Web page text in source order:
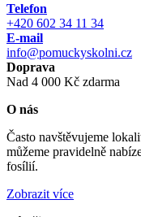
Telefon
+420 602 34 11 34
E-mail
info@pomuckyskolni.cz
Doprava
Nad 4 000 Kč zdarma
O nás
Často navštěvujeme
můžeme pravidelně
fosílií.
Zobrazit více